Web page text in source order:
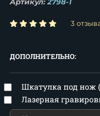
3
ДОПОЛНИТЕЛЬНО:
Шкатулка под нож
Лазерная